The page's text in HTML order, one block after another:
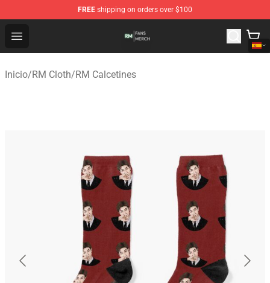
FREE shipping on orders over $100
Open menu
RM Shop - Official RM Merchandise Store
Inicio/RM Cloth/RM Calcetines